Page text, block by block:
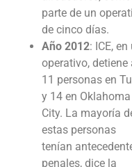
parte de un
de cinco días.
Año 2012: ICE, en
operativo, detiene
11 personas en
y 14 en Oklahoma
City. La mayoría
estas personas
tenían
penales, dice la